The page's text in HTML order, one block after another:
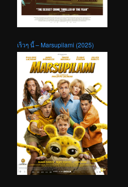
เร็วๆ นี้ – Marsupilami (2025)